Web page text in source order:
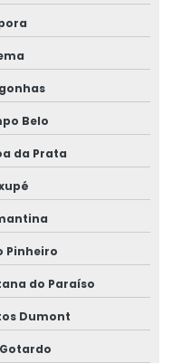
corporativos
de trabalho
no trabalho
Belo
da Prata
Pinheiro
do Paraíso
Dumont